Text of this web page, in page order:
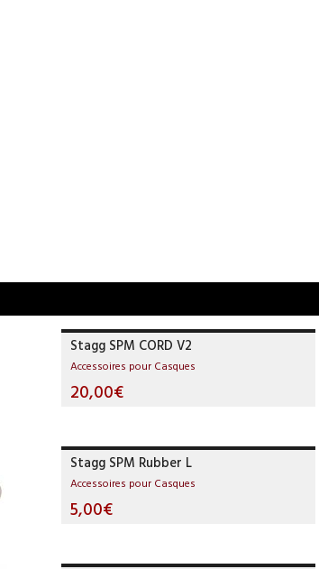
Stagg SPM CORD V2
Accessoires pour Casques
20,00€
Stagg SPM Rubber L
Accessoires pour Casques
5,00€